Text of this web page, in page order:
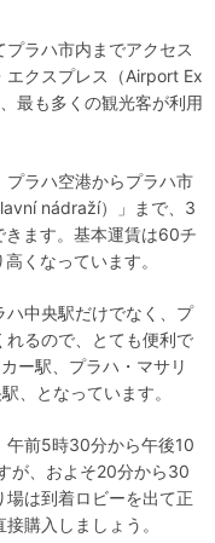
ラハ市内までアクセス
エクスプレス（Airport Ex
最も多くの観光客が利用
プラハ空港からプラハ市
nádraží）」まで、3
ます。基本運賃は60チ
くなっています。
ハ中央駅だけでなく、プ
れるので、とても便利で
ー駅、プラハ・マサリ
、となっています。
午前5時30分から午後10
が、およそ20分から30
は到着ロビーを出て正
購入しましょう。